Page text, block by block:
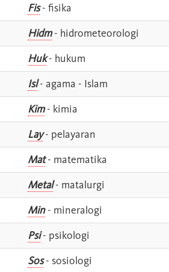
Fis- fisika
Hidm- hidrometeorologi
Huk- hukum
Isl- agama - Islam
Kim- kimia
Lay- pelayaran
Mat- matematika
Metal- matalurgi
Min- mineralogi
Psi- psikologi
Sos- sosiologi